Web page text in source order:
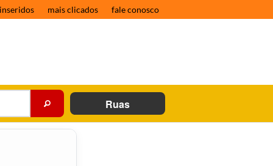
mais clicados fale conosco
Ruas